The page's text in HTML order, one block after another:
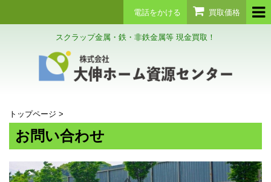
買取価格
電話をかける
スクラップ金属・鉄・非鉄金属等 現金買取！
トップページ >
お問い合わせ